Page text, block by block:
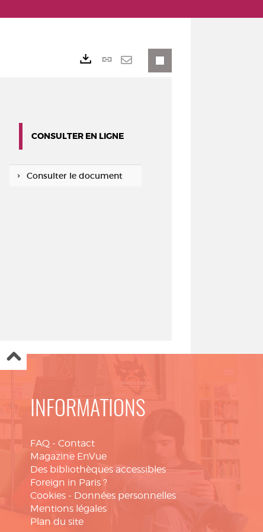
Lien
CONSULTER EN LIGNE
Consulter le document
INFORMATIONS
FAQ - Contact
Magazine EnVue
Des bibliothèques accessibles
Foreign in Paris ?
Cookies - Données personnelles
Mentions légales
Plan du site